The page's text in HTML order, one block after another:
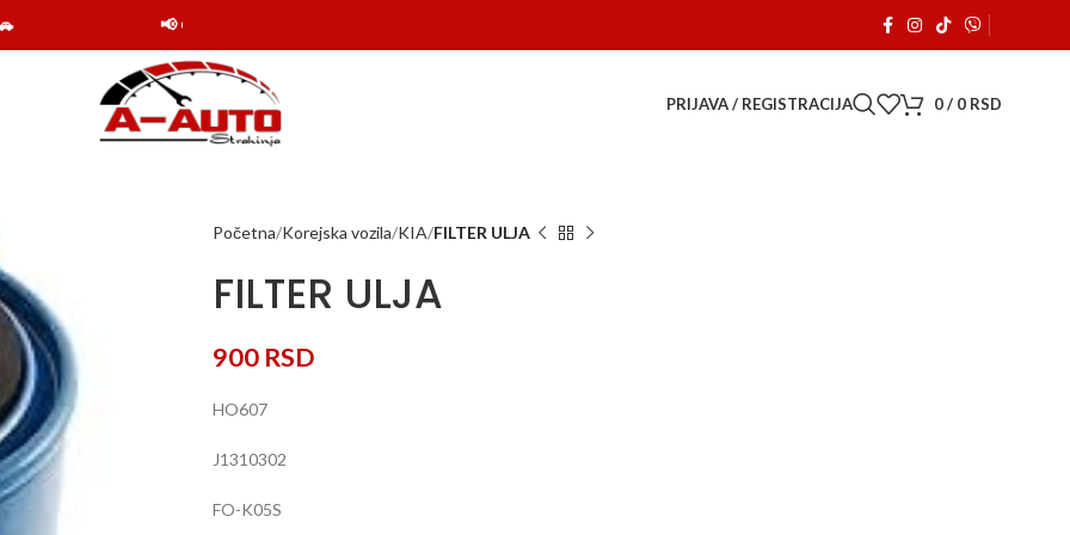
📢 Obaveštenje: Online shop Auto delovi Strahinja je počeo sa radom. 🚗
PRIJAVA / REGISTRACIJA 0/ 0 RSD
Početna Korejska vozila KIA FILTER ULJA
FILTER ULJA
900 RSD
HO607
J1310302
FO-K05S